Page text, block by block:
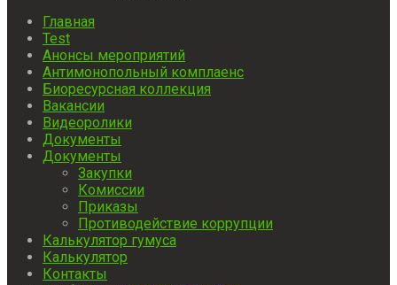
Главная
Test
Анонсы мероприятий
Антимонопольный комплаенс
Биоресурсная коллекция
Вакансии
Видеоролики
Документы
Документы
Закупки
Комиссии
Приказы
Противодействие коррупции
Калькулятор гумуса
Калькулятор
Контакты